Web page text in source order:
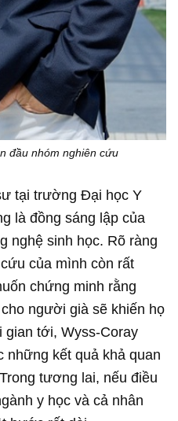
đầu nhóm nghiên cứu
tại trường Đại học Y
là đồng sáng lập của
nghệ sinh học. Rõ ràng
của mình còn rất
chứng minh rằng
người già sẽ khiến họ
gian tới, Wyss-Coray
kết quả khả quan
tương lai, nếu điều
y học và cả nhân